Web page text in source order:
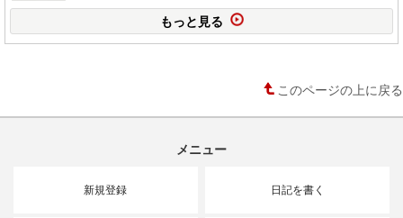
もっと見る
このページの上に戻る
メニュー
新規登録 日記を書く